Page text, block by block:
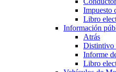
Impuesto
Libro
Información
Atrás
Distintivo
Informe
Libro